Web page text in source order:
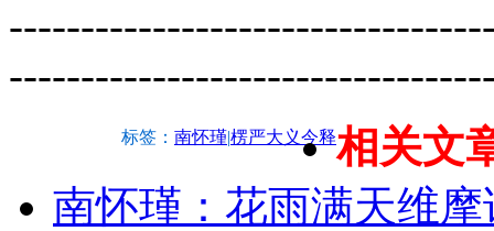
标签： 南怀瑾|楞严大义今释相关文
南怀瑾：花雨满天维